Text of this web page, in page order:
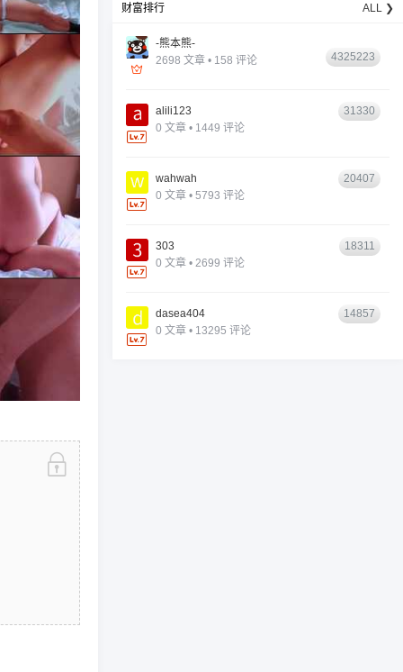
财富排行 ALL ❯
-熊本熊-
2698 文章 • 158 评论
4325223
alili123
0 文章 • 1449 评论
31330
wahwah
0 文章 • 5793 评论
20407
303
0 文章 • 2699 评论
18311
dasea404
0 文章 • 13295 评论
14857